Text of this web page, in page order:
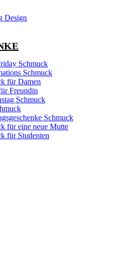
Design
Schmuck
Schmuck
für Damen
Freundin
Schmuck
Schmuck
für eine neue Mutte
für Studenten